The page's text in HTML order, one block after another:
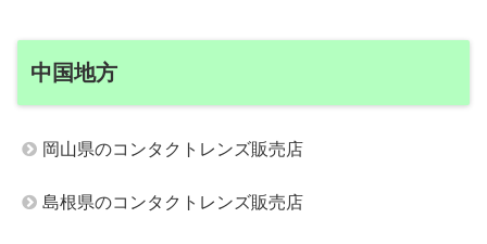
中国地方
岡山県のコンタクトレンズ販売店
島根県のコンタクトレンズ販売店